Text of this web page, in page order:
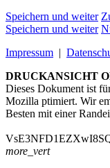
Speichern und weiter
Speichern und weiter
Impressum |
DRUCKANSICHT
Dieses Dokument ist
Mozilla ptimiert. Wir
Besten mit einer
VsE3NFD1EZXwI8S
more_vert